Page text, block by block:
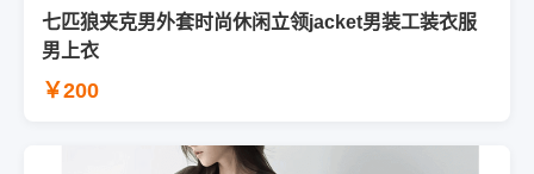
七匹狼夹克男外套时尚休闲立领jacket男装工装衣服
男上衣
￥200